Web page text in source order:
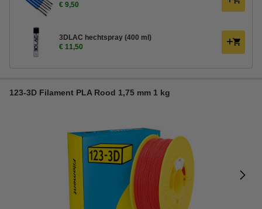
€ 9,50
3DLAC hechtspray (400 ml)
€ 11,50
123-3D Filament PLA Rood 1,75 mm 1 kg